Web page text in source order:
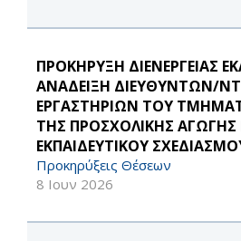
ΠΡΟΚΗΡΥΞΗ ΔΙΕΝΕΡΓΕΙΑΣ
ΑΝΑΔΕΙΞΗ ΔΙΕΥΘΥΝΤΩΝ/
ΕΡΓΑΣΤΗΡΙΩΝ ΤΟΥ
ΤΗΣ ΠΡΟΣΧΟΛΙΚΗΣ ΑΓΩΓΗΣ
ΕΚΠΑΙΔΕΥΤΙΚΟΥ
Προκηρύξεις Θέσεων
8 Ιουν 2026